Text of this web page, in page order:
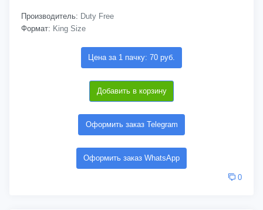
Производитель: Duty Free
Формат: King Size
Цена за 1 пачку: 70 руб.
Добавить в корзину
Оформить заказ Telegram
Оформить заказ WhatsApp
0